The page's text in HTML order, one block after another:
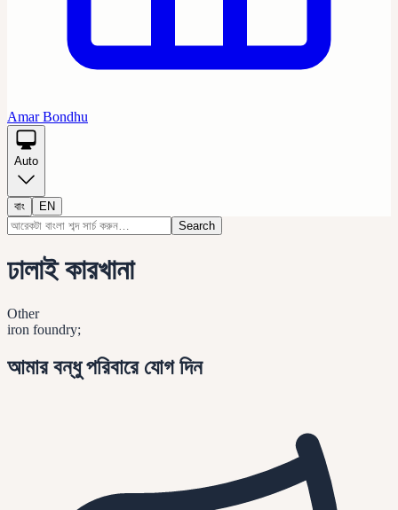
Amar Bondhu
Auto
বাং
EN
Search
ঢালাই কারখানা
Other
iron foundry;
আমার বন্ধু পরিবারে যোগ দিন